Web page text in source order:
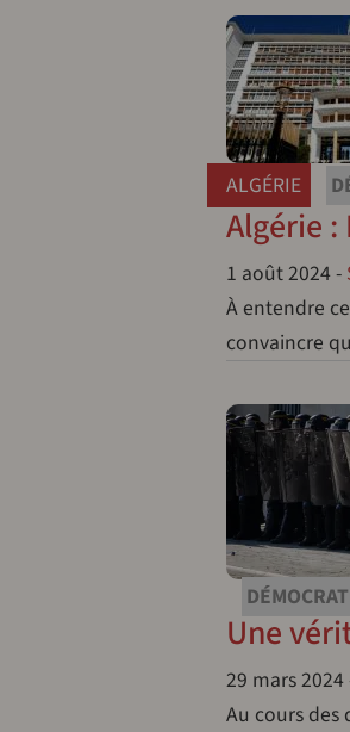
ALGÉRIE
Algérie :
1 août 2024-
À entendre
convaincre
Une
29 mars 2024
Au cours des